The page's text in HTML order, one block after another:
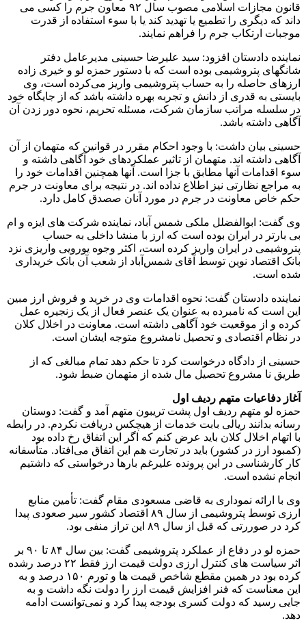
قانون مجازات اسلامی مصوب سال ۹۲ معاون جرم را کسی می
داند که دیگری را تطمیع یا تهدید کند یا با سوء استفاده از قدرت
موجبات ارتکاب جرم را فراهم نمایند.
نماینده دادستان افزود: سید علیرضا حسینی مدیرعامل دفتر
شانگهای پتروشیمی بوده است که با دستور حمزه لو و خیری زاده
ارزهای حاصله را به حساب پتروشیمی واریز می‌کرده است، وی
بایستی به قدری از دانش و تجربه بهره داشته باشد که از جایگاه خود
در سلسله مراتب سازمان شرکت، مسئله تحریم، نحوه دور زدن آن
آگاهی داشته باشد.
حسینی بیان داشت: با وجود احکام مقرر در قوانین که متهمان از آن
آگاهی داشته اند. متهمان از تاثیر عملکردهای خود آگاهی داشته و
سوء اقدامات آنها مطابق با جزا است. آنها همچنین اقدامات خود را
به مراجع نظارتی نیز اطلاع نداده اند. در نتیجه برای معاونت در جرم
حکم خاص معاونت در جرم در مورد آنان صصدق کامل دارد.
وی گفت: ابوالفضلل ملکی شمس آباد، نماینده شرکت های ایزه و ام
بی بارتر در ایران بوده است که ارز با منشا داخلی به حساب
پتروشیمی در ایران واریز کرده است، اکثر وجوه یورویی واریزی نزد
بانک اقتصاد نوین توسط آقای شمس‌آباد از شعب آن بانک خریداری
شده است.
نماینده دادستان گفت: نحوه اقدامات وی در خرید و فروش ارز مبین
این است که نامبرده به عنوان یک عنصر فعال از یک زنجیره عمل
کرده و از موقعیت خود آگاهی داشته است. معاونت در اخلال کلان
در نظام اقتصادی و تحصیل نامشروع متوجه ایشان است.
حسینی از دادگاه درخواست کرد تا حکم دهد تمام مبالغی که از
طریق نا مشروع تحصیل مال شده از متهمان ضبط شود.
آغاز دفاعیات متهم ردیف اول
حمزه لو متهم ردیف اول پشت تریبون متهم آمد و گفت: دوستان
رسانه بدانند ریالی بابت خدمات از هیچکس دریافت نکردم. در رابطه
با اتهام اخلال کلان باید عرض کنم که اگر این اتفاق رخ داده بود
(کمبود ارز در کشور) باید در تجارت هم این اتفاق می‌افتاد. متأسفانه
کار کارشناسی در این پرونده علیرغم بارها درخواستی که داشتیم
انجام نشده است.
وی با ارائه نموداری به قاضی مسعودی مقام گفت: تأمین منابع
ارزی توسط پتروشیمی از سال ۸۹ اقتصاد کشور سیر صعودی پیدا
کرد در صوررتی که قبل از سال ۸۹ این تراز منفی بود.
حمزه لو در دفاع از عملکرد پتروشیمی گفت: بین سال ۸۴ تا ۹۰ بر
اثر سیاست های کنترل ارزی دولت قیمت ارز فقط ۲۲ درصد رشده
کرده بود در همین مقطع شاخص قیمت ها و تورم ۱۵۰ درصد و به
این معناست که فنر افزایش قیمت ارز را دولت نگه داشت و به
جایی رسید که دولت کسری بودجه پیدا کرد و نمی‌توانست ادامه
دهد.